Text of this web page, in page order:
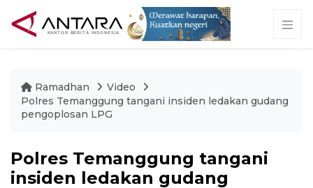
Ramadhan
Video
Polres Temanggung tangani insiden ledakan gudang
pengoplosan LPG
Polres Temanggung tangani
insiden ledakan gudang